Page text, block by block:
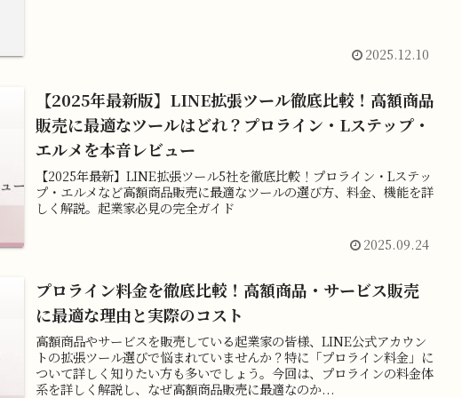
2025.12.10
【2025年最新版】LINE拡張ツール徹底比較！高額商品
販売に最適なツールはどれ？プロライン・Lステップ・
エルメを本音レビュー
【2025年最新】LINE拡張ツール5社を徹底比較！プロライン・Lステッ
プ・エルメなど高額商品販売に最適なツールの選び方、料金、機能を詳
しく解説。起業家必見の完全ガイド
2025.09.24
プロライン料金を徹底比較！高額商品・サービス販売
に最適な理由と実際のコスト
高額商品やサービスを販売している起業家の皆様、LINE公式アカウン
トの拡張ツール選びで悩まれていませんか？特に「プロライン料金」に
ついて詳しく知りたい方も多いでしょう。今回は、プロラインの料金体
系を詳しく解説し、なぜ高額商品販売に最適なのか...